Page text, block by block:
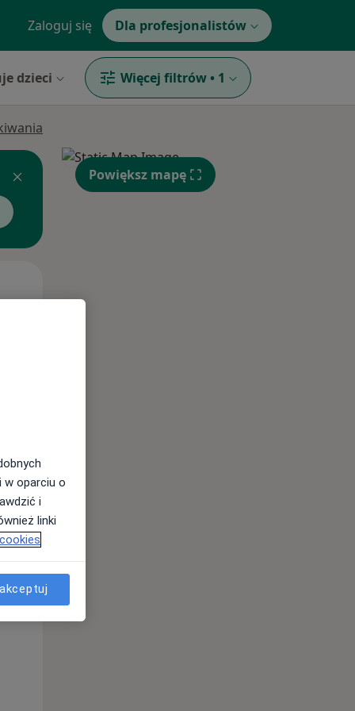
Zaloguj się Dla profesjonalistów
dzieci Więcej filtrów • 1
11 Sie
Wt,
11 Sie
Powiększ mapę
w oparciu o
i
linki